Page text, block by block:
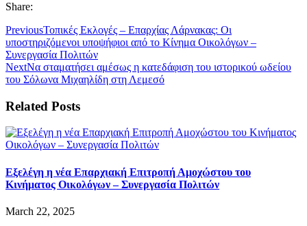
Share:
PreviousΤοπικές Εκλογές – Επαρχίας Λάρνακας: Οι
υποστηριζόμενοι υποψήφιοι από το Κίνημα Οικολόγων –
Συνεργασία Πολιτών
NextΝα σταματήσει αμέσως η κατεδάφιση του ιστορικού ωδείου
του Σόλωνα Μιχαηλίδη στη Λεμεσό
Related Posts
Εξελέγη η νέα Επαρχιακή Επιτροπή Αμοχώστου του
Κινήματος Οικολόγων – Συνεργασία Πολιτών
March 22, 2025